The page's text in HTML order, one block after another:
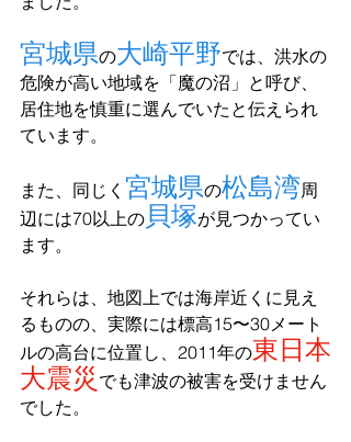
宮城県の大崎平野では、洪水の
危険が高い地域を「魔の沼」と呼び、
居住地を慎重に選んでいたと伝えられ
ています。
また、同じく 宮城県の松島湾周
辺には70以上の 貝塚が見つかってい
ます。
それらは、地図上では海岸近くに見え
るものの、実際には標高15〜30メート
ルの高台に位置し、2011年の東日本
大震災 でも津波の被害を受けません
でした。